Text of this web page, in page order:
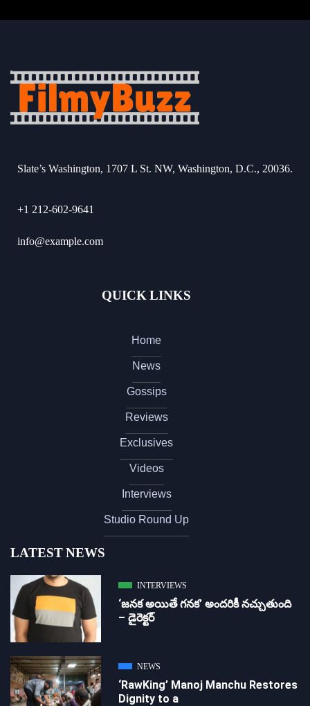
Slate’s Washington, 1707 L St. NW, Washington, D.C., 20036.
+1 212-602-9641
info@example.com
QUICK LINKS
Home
News
Gossips
Reviews
Exclusives
Videos
Interviews
Studio Round Up
LATEST NEWS
INTERVIEWS
‘జ‌న‌క అయితే గ‌న‌క‌’ అందరికీ నచ్చుతుంది
– డైరెక్ట‌ర్
NEWS
‘RawKing’ Manoj Manchu Restores
Dignity to a